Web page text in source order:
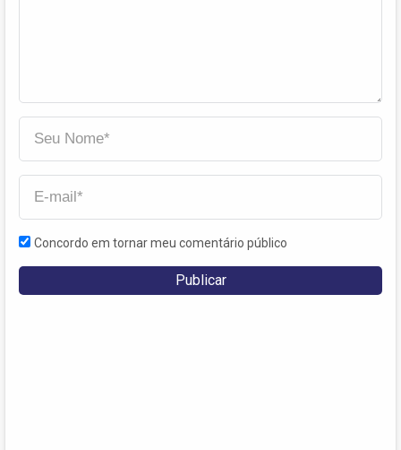
Concordo em tornar meu comentário público